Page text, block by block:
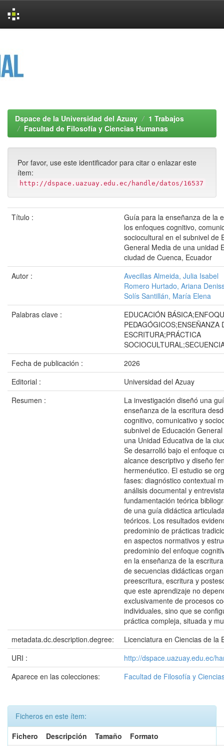
Dspace de la Universidad del Azuay
1 Trabajos
Facultad de Filosofía y Ciencias Humanas
Por favor, use este identificador para citar o enlazar este
ítem:
http://dspace.uazuay.edu.ec/handle/datos/16537
Título :
Guía para la enseñanza de la
los enfoques cognitivo,
sociocultural en el subnivel de
General Media de una unidad
ciudad de Cuenca, Ecuador
Autor :
Avecillas Almeida, Julia Isabel
Romero Hurtado, Ariana
Solís Santillán, María Elena
Palabras clave :
EDUCACIÓN
PEDAGÓGICOS;ENSEÑANZA
ESCRITURA;PRÁCTICA
Fecha de publicación :
2026
Editorial :
Universidad del Azuay
Resumen :
La investigación diseñó una
enseñanza de la escritura
cognitivo, comunicativo y
subnivel de Educación
una Unidad Educativa de la
Se desarrolló bajo el enfoque
alcance descriptivo y diseño
hermenéutico. El estudio se
fases: diagnóstico contextual
análisis documental y
fundamentación teórica
de una guía didáctica
teóricos. Los resultados
predominio de prácticas
en aspectos normativos y
predominio del enfoque
en la enseñanza de la
de secuencias didácticas
preescritura, escritura y
que este aprendizaje no
exclusivamente de procesos
individuales, sino que se
práctica compleja, situada y
metadata.dc.description.degree:
Licenciatura en Ciencias de la
URI :
http://dspace.uazuay.edu.ec/
Aparece en las colecciones:
Facultad de Filosofía y
Ficheros en este ítem:
Fichero
Descripción Tamaño
Formato